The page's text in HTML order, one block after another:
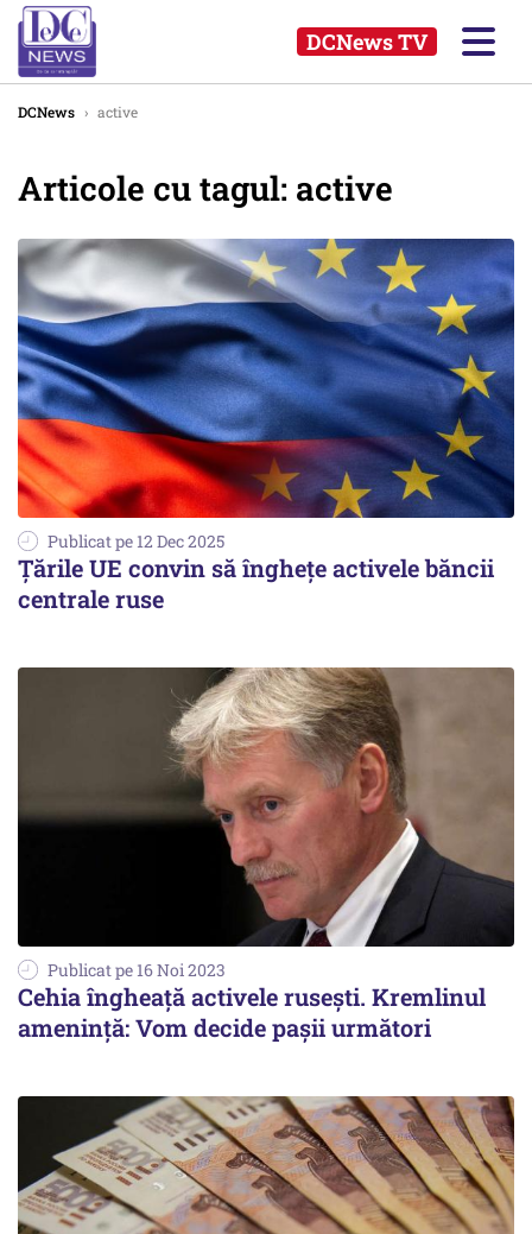
DCNews TV
DCNews › active
Articole cu tagul: active
Publicat pe 12 Dec 2025
Țările UE convin să înghețe activele băncii
centrale ruse
Publicat pe 16 Noi 2023
Cehia îngheață activele rusești. Kremlinul
amenință: Vom decide pașii următori